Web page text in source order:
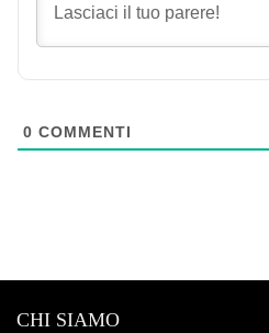
0 COMMENTI
CHI SIAMO